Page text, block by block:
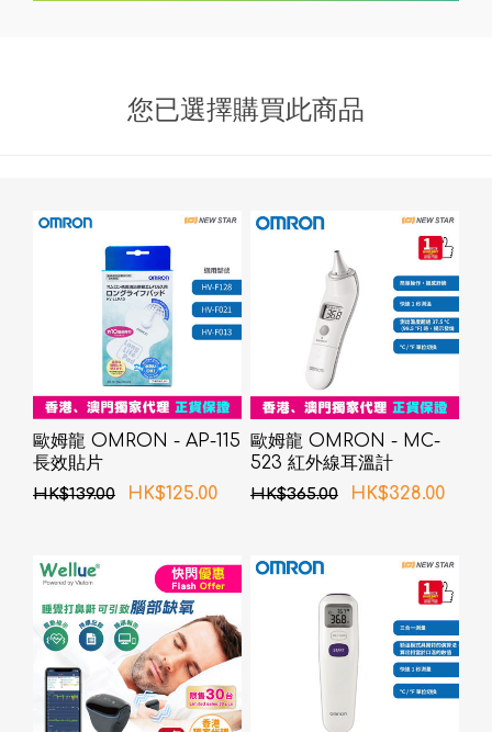
您已選擇購買此商品
歐姆龍 OMRON - AP-115
長效貼片
HK$139.00 HK$125.00
歐姆龍 OMRON - MC-
523 紅外線耳溫計
HK$365.00 HK$328.00